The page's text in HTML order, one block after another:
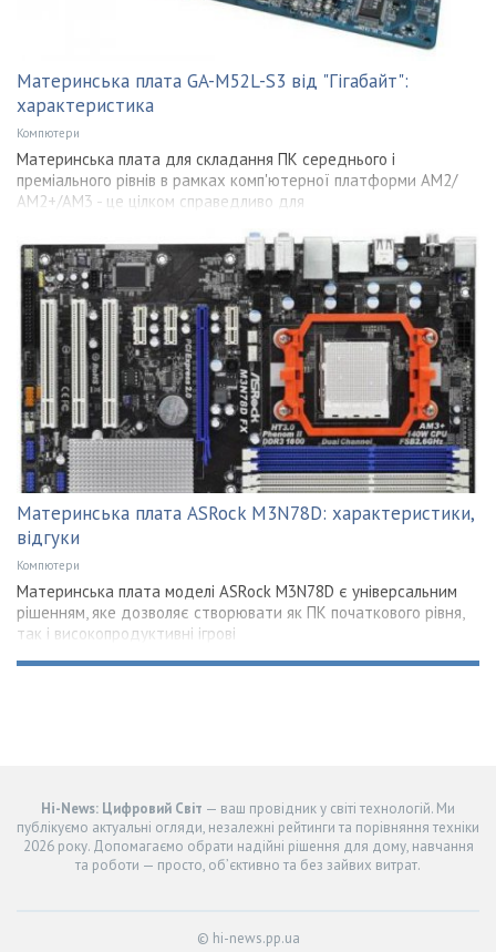
Материнська плата GA-M52L-S3 від "Гігабайт":
характеристика
Компютери
Материнська плата для складання ПК середнього і
преміального рівнів в рамках комп'ютерної платформи АМ2/
АМ2+/AM3 - це цілком справедливо для
Материнська плата ASRock M3N78D: характеристики,
відгуки
Компютери
Материнська плата моделі ASRock M3N78D є універсальним
рішенням, яке дозволяє створювати як ПК початкового рівня,
так і високопродуктивні ігрові
Hi-News: Цифровий Світ — ваш провідник у світі технологій. Ми
публікуємо актуальні огляди, незалежні рейтинги та порівняння техніки
2026 року. Допомагаємо обрати надійні рішення для дому, навчання
та роботи — просто, об’єктивно та без зайвих витрат.
© hi-news.pp.ua